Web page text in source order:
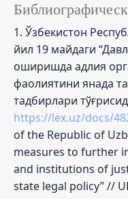
1. Ўзбекистон
йил 19 майдаги
оширишда адлия
фаолиятини янада
тадбирлари
https://lex.uz/docs/
of the Republic of
measures to further
and institutions of
state legal policy” //